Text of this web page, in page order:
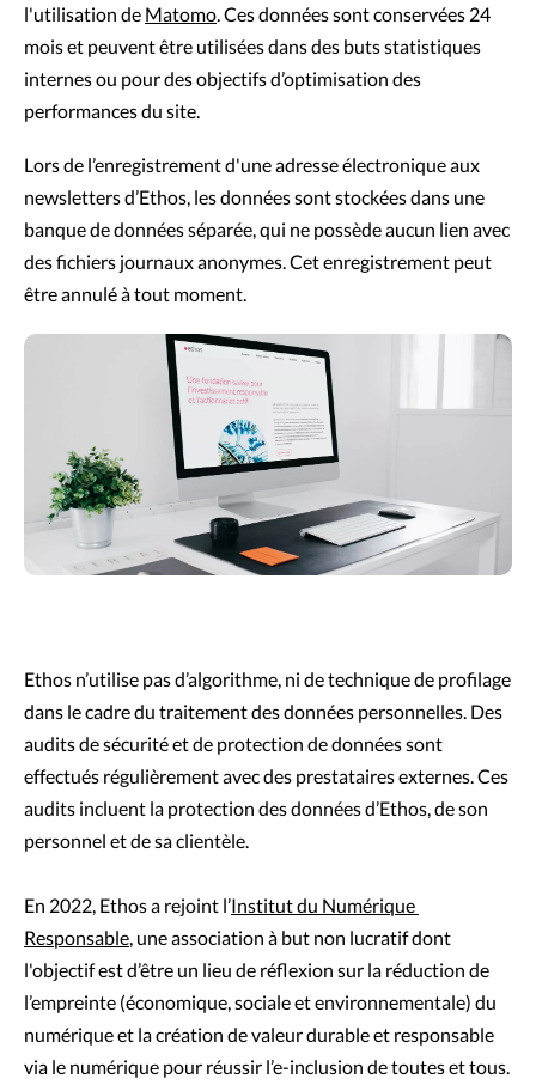
l'utilisation de Matomo. Ces données sont conservées 24
mois et peuvent être utilisées dans des buts statistiques
internes ou pour des objectifs d’optimisation des
performances du site.
Lors de l’enregistrement d'une adresse électronique aux
newsletters d’Ethos, les données sont stockées dans une
banque de données séparée, qui ne possède aucun lien avec
des fichiers journaux anonymes. Cet enregistrement peut
être annulé à tout moment.
Ethos n’utilise pas d’algorithme, ni de technique de profilage
dans le cadre du traitement des données personnelles. Des
audits de sécurité et de protection de données sont
effectués régulièrement avec des prestataires externes. Ces
audits incluent la protection des données d’Ethos, de son
personnel et de sa clientèle.
En 2022, Ethos a rejoint l’Institut du Numérique
Responsable, une association à but non lucratif dont
l'objectif est d’être un lieu de réflexion sur la réduction de
l’empreinte (économique, sociale et environnementale) du
numérique et la création de valeur durable et responsable
via le numérique pour réussir l’e-inclusion de toutes et tous.